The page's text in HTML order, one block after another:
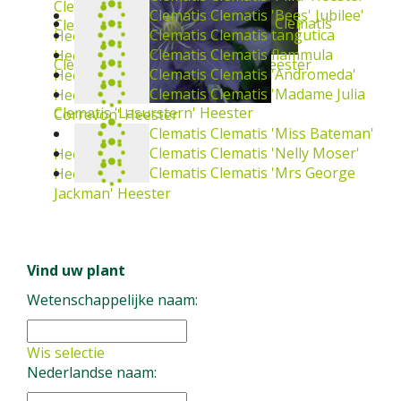
Clematis 'Minuet' Heester
Clematis 'Jackmanii Superba'Heester
Clematis 'Kardynal Wyszynski'Heester
Clematis
Clematis 'Lasurstern' Heester
Clematis
Clematis 'Nellie Moser'Heester
ClematisClematis 'Piilu'
Heester
Clematis
Clematis 'Bees' Jubilee' Heester
ClematisClematis tangutica
Heester
Clematis flammula
Clematis
Clematis 'Andromeda'
Clematis
Clematis Clematis 'Miss Bateman' Heester
Clematis
Clematis 'Nelly Moser'Heester
Clematis
Clematis 'Mrs George Jackman'
Heester
Vind uw plant
Wetenschappelijke naam:
Wis selectie
Nederlandse naam: